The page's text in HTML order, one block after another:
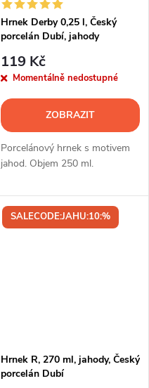
Hrnek Derby 0,25 l, Český
porcelán Dubí, jahody
119 Kč
Momentálně nedostupné
ZOBRAZIT
Porcelánový hrnek s motivem
jahod. Objem 250 ml.
SALECODE:JAHU:10:%
Hrnek R, 270 ml, jahody, Český
porcelán Dubí